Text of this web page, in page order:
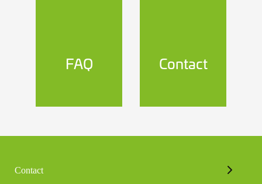
FAQ Contact
Contact